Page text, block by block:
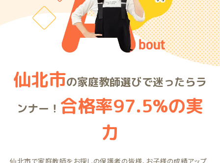
仙北市の家庭教師選びで迷ったらラ
ンナー！ 合格率97.5%の実
力
仙北市で家庭教師をお探しの保護者の皆様、お子様の成績アップ